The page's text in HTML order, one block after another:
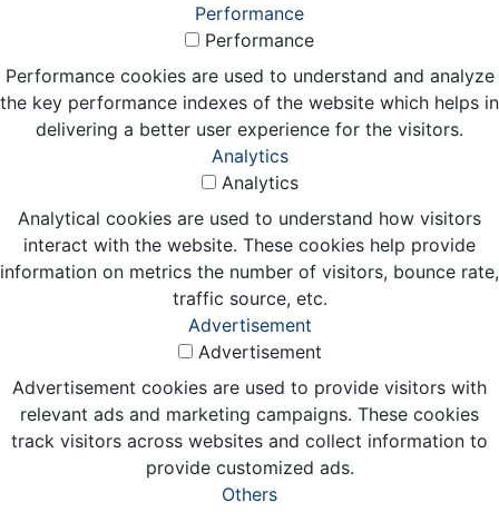
Performance
Performance
Performance cookies are used to understand and analyze
the key performance indexes of the website which helps in
delivering a better user experience for the visitors.
Analytics
Analytics
Analytical cookies are used to understand how visitors
interact with the website. These cookies help provide
information on metrics the number of visitors, bounce rate,
traffic source, etc.
Advertisement
Advertisement
Advertisement cookies are used to provide visitors with
relevant ads and marketing campaigns. These cookies
track visitors across websites and collect information to
provide customized ads.
Others